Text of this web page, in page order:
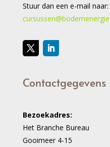
Stuur dan een e-mail naar:
Contactgegevens
Bezoekadres:
Het Branche Bureau
Gooimeer 4-15